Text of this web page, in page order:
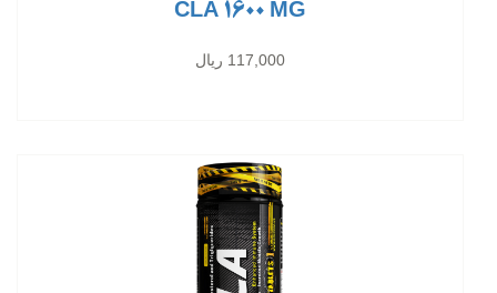
CLA 1600 MG
117,000 ریال